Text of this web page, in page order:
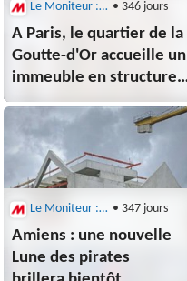
Le Moniteur : Architecture • 346 jours
A Paris, le quartier de la
Goutte-d'Or accueille un
immeuble en structure
bois et briques
de réemploi
Le Moniteur : Architecture • 347 jours
Amiens : une nouvelle
Lune des pirates